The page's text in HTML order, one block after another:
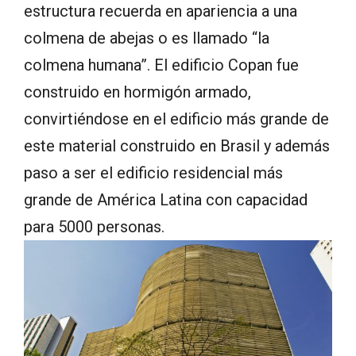
estructura recuerda en apariencia a una
colmena de abejas o es llamado “la
colmena humana”. El edificio Copan fue
construido en hormigón armado,
convirtiéndose en el edificio más grande de
este material construido en Brasil y además
paso a ser el edificio residencial más
grande de América Latina con capacidad
para 5000 personas.